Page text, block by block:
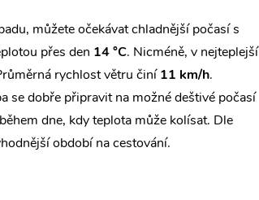
můžete očekávat chladnější počasí s
přes den 14 °C. Nicméně, v nejteplejší
rychlost větru činí11 km/h.
se dobře připravit na možné deštivé počasí
dne, kdy teplota může kolísat. Dle
období na cestování.